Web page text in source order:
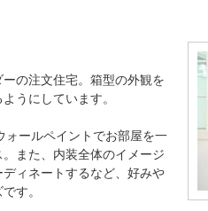
の注文住宅。箱型の外観を
うにしています。
ォールペイントでお部屋を一
また、内装全体のイメージ
ィネートするなど、好みや
す。